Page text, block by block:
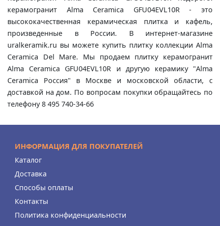
керамогранит Alma Ceramica GFU04EVL10R - это
высококачественная керамическая плитка и кафель,
произведенные в России. В интернет-магазине
uralkeramik.ru вы можете купить плитку коллекции Alma
Ceramica Del Mare. Мы продаем плитку керамогранит
Alma Ceramica GFU04EVL10R и другую керамику "Alma
Ceramica Россия" в Москве и московской области, с
доставкой на дом. По вопросам покупки обращайтесь по
телефону 8 495 740-34-66
ИНФОРМАЦИЯ ДЛЯ ПОКУПАТЕЛЕЙ
Каталог
Доставка
Способы оплаты
Контакты
Политика конфиденциальности